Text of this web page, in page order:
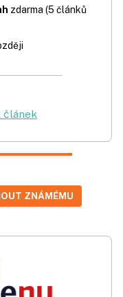
zdarma (5 článků
článek
ZNÁMÉMU